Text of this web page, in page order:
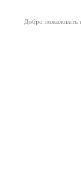
Добро пожаловать